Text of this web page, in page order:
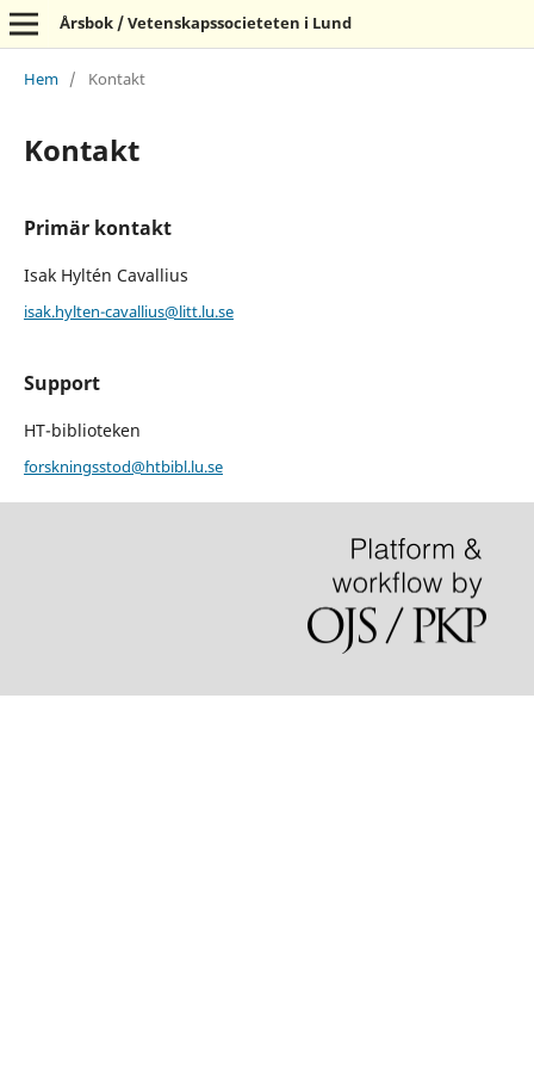
Årsbok / Vetenskapssocieteten i Lund
Hem / Kontakt
Kontakt
Primär kontakt
Isak Hyltén Cavallius
isak.hylten-cavallius@litt.lu.se
Support
HT-biblioteken
forskningsstod@htbibl.lu.se